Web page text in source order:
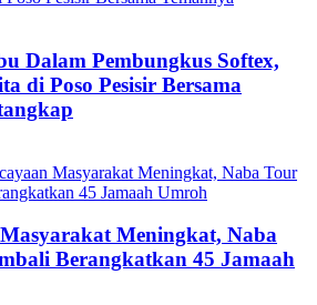
Dalam Pembungkus Softex,
di Poso Pesisir Bersama
Meningkat, Naba
Berangkatkan 45 Jamaah